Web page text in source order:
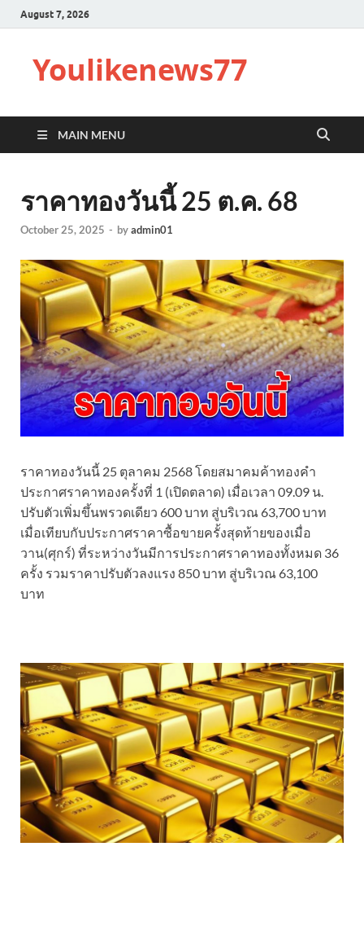
August 7, 2026
Youlikenews77
MAIN MENU
ราคาทองวันนี้ 25 ต.ค. 68
October 25, 2025 - byadmin01
ราคาทองวันนี้ 25 ตุลาคม 2568 โดยสมาคมค้าทองคำ
ประกาศราคาทองครั้งที่ 1 (เปิดตลาด) เมื่อเวลา 09.09 น.
ปรับตัวเพิ่มขึ้นพรวดเดียว 600 บาท สู่บริเวณ 63,700 บาท
เมื่อเทียบกับประกาศราคาซื้อขายครั้งสุดท้ายของเมื่อ
วาน(ศุกร์) ที่ระหว่างวันมีการประกาศราคาทองทั้งหมด 36
ครั้ง รวมราคาปรับตัวลงแรง 850 บาท สู่บริเวณ 63,100
บาท